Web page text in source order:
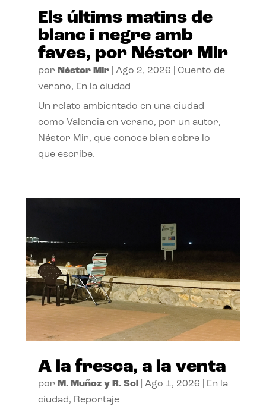
Els últims matins de
blanc i negre amb
faves, por Néstor Mir
por Néstor Mir| Ago 2, 2026
Cuento de
verano, En la ciudad
Un relato ambientado en una ciudad
como Valencia en verano, por un autor,
Néstor Mir, que conoce bien sobre lo
que escribe.
A la fresca, a la venta
por M. Muñoz y R. Sol| Ago 1, 2026
En la
ciudad, Reportaje